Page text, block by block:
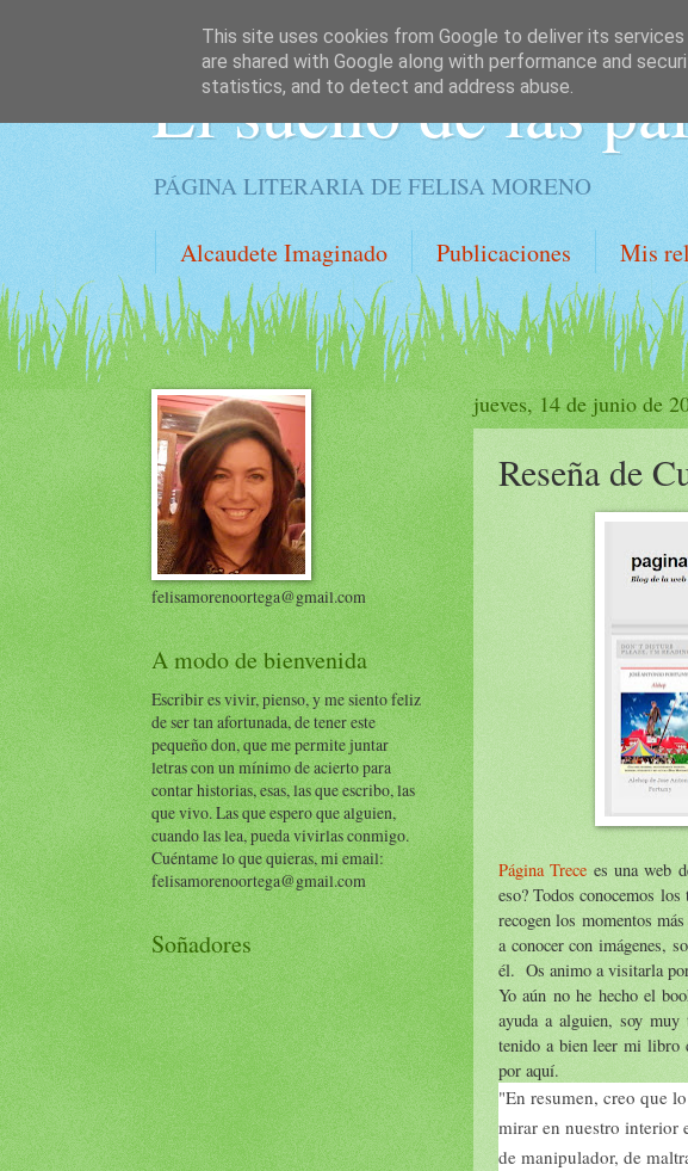
El sueño de las
PÁGINA LITERARIA DE FELISA MORENO
Alcaudete Imaginado Publicaciones Mis
jueves, 14 de junio de
Reseña de
Página Trece es una web
eso? Todos conocemos
recogen los momentos
a conocer con imágenes,
él. Os animo a visitarla
Yo aún no he hecho el
ayuda a alguien, soy muy
tenido a bien leer mi libro
por aquí.
"En resumen, creo que
mirar en nuestro interior
de manipulador, de
felisamorenoortega@gmail.com
A modo de bienvenida
Escribir es vivir, pienso, y me siento feliz
de ser tan afortunada, de tener este
pequeño don, que me permite juntar
letras con un mínimo de acierto para
contar historias, esas, las que escribo, las
que vivo. Las que espero que alguien,
cuando las lea, pueda vivirlas conmigo.
Cuéntame lo que quieras, mi email:
felisamorenoortega@gmail.com
Soñadores
This site uses cookies from Google to deliver its
are shared with Google along with performance and
statistics, and to detect and address abuse.